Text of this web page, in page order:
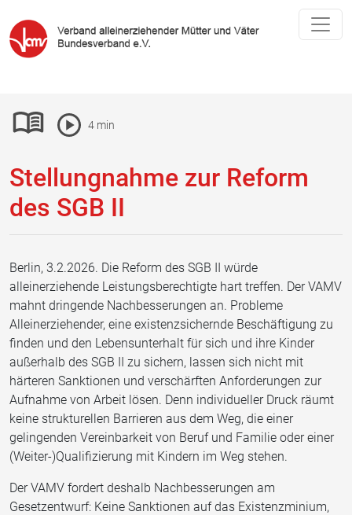
Leichte-Sprache ein- oder ausblenden
Vorlesen Icon
Pause Icon
4 min
Stellungnahme zur Reform
des SGB II
Berlin, 3.2.2026. Die Reform des SGB II würde
alleinerziehende Leistungsberechtigte hart treffen. Der VAMV
mahnt dringende Nachbesserungen an. Probleme
Alleinerziehender, eine existenzsichernde Beschäftigung zu
finden und den Lebensunterhalt für sich und ihre Kinder
außerhalb des SGB II zu sichern, lassen sich nicht mit
härteren Sanktionen und verschärften Anforderungen zur
Aufnahme von Arbeit lösen. Denn individueller Druck räumt
keine strukturellen Barrieren aus dem Weg, die einer
gelingenden Vereinbarkeit von Beruf und Familie oder einer
(Weiter-)Qualifizierung mit Kindern im Weg stehen.
Der VAMV fordert deshalb Nachbesserungen am
Gesetzentwurf: Keine Sanktionen auf das Existenzminium,